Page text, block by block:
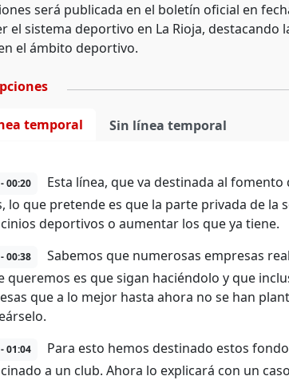
será publicada en el boletín oficial en
el sistema deportivo en La Rioja,
el ámbito deportivo.
temporal Sin línea temporal
00:20
Esta línea, que va destinada al
lo que pretende es que la parte privada de la
deportivos o aumentar los que ya tiene.
00:38
Sabemos que numerosas empresas
queremos es que sigan haciéndolo y que
que a lo mejor hasta ahora no se han
01:04
Para esto hemos destinado estos
a un club. Ahora lo explicará con un